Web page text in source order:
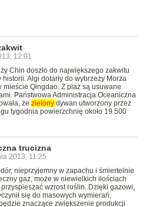
12:01
Chin doszło do największego zakwitu
historii. Algi dotarły do wybrzeży Morza
mieście Qingdao. Z plaż są usuwane
Państwowa Administracja Oceaniczna
że zielony dywan utworzony przez
tygodnia powierzchnię około 19 500
trucizna
2013, 11:25
nieprzyjemny w zapachu i śmiertelnie
gaz, może w niewielkich ilościach
wzrost roślin. Dzięki gazowi,
się do masowych wymierań,
znaczące zwiększenie produkcji